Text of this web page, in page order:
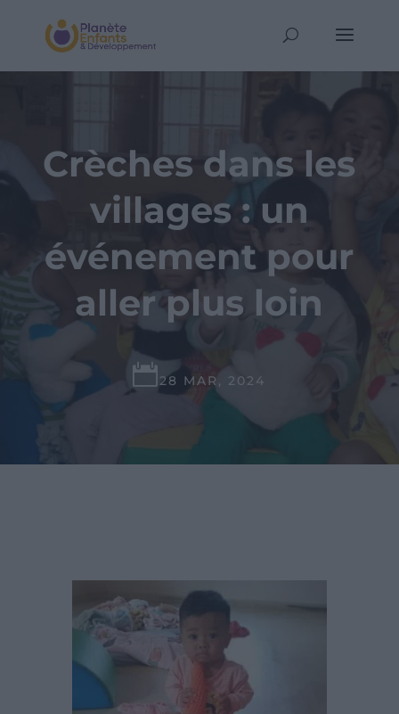
Crèches dans les
villages : un
événement pour
aller plus loin
 28 MAR, 2024